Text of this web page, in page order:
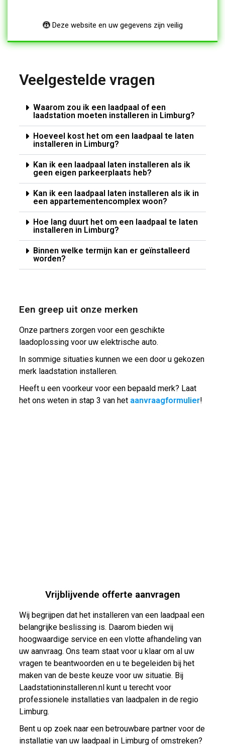
Deze website en uw gegevens zijn veilig
Veelgestelde vragen
Waarom zou ik een laadpaal of een
laadstation moeten installeren in Limburg?
Hoeveel kost het om een laadpaal te laten
installeren in Limburg?
Kan ik een laadpaal laten installeren als ik
geen eigen parkeerplaats heb?
Kan ik een laadpaal laten installeren als ik in
een appartementencomplex woon?
Hoe lang duurt het om een laadpaal te laten
installeren in Limburg?
Binnen welke termijn kan er geïnstalleerd
worden?
Een greep uit onze merken
Onze partners zorgen voor een geschikte
laadoplossing voor uw elektrische auto.
In sommige situaties kunnen we een door u gekozen
merk laadstation installeren.
Heeft u een voorkeur voor een bepaald merk? Laat
het ons weten in stap 3 van het aanvraagformulier!
Vrijblijvende offerte aanvragen
Wij begrijpen dat het installeren van een laadpaal een
belangrijke beslissing is. Daarom bieden wij
hoogwaardige service en een vlotte afhandeling van
uw aanvraag. Ons team staat voor u klaar om al uw
vragen te beantwoorden en u te begeleiden bij het
maken van de beste keuze voor uw situatie. Bij
Laadstationinstalleren.nl kunt u terecht voor
professionele installaties van laadpalen in de regio
Limburg.
Bent u op zoek naar een betrouwbare partner voor de
installatie van uw laadpaal in Limburg of omstreken?